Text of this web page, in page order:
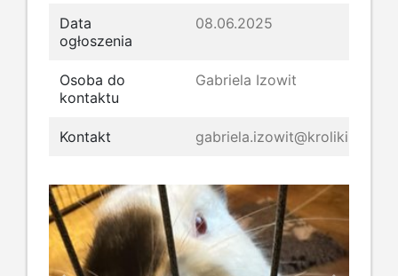
Data
ogłoszenia
08.06.2025
Osoba do
kontaktu
Gabriela Izowit
Kontakt gabriela.izowit@kroliki.net